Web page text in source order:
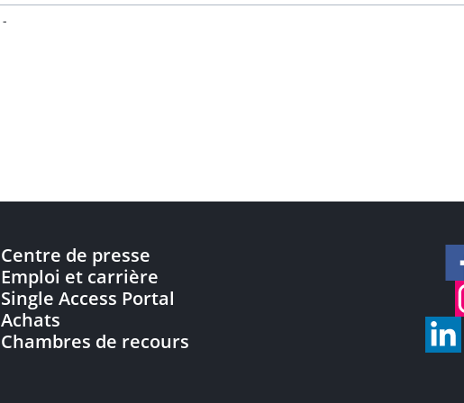
-
Centre de presse
Emploi et carrière
Single Access Portal
Achats
Chambres de recours